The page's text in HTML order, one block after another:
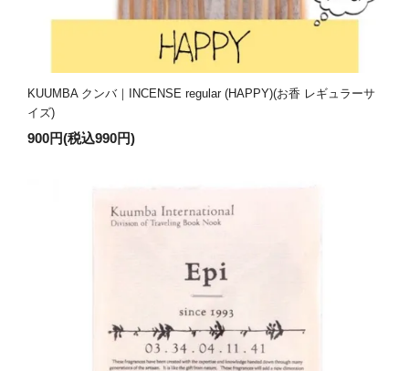
KUUMBA クンバ｜INCENSE regular (HAPPY)(お香 レギュラーサ
イズ)
900円(税込990円)